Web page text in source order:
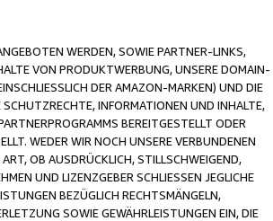
WERDEN, SOWIE PARTNER-LINKS,
VON PRODUKTWERBUNG, UNSERE DOMAIN-
DER AMAZON-MARKEN) UND DIE
INFORMATIONEN UND INHALTE,
BEREITGESTELLT ODER
WEDER WIR NOCH UNSERE VERBUNDENEN
OB AUSDRÜCKLICH, STILLSCHWEIGEND,
UND LIZENZGEBER SCHLIESSEN JEGLICHE
BEZÜGLICH RECHTSMÄNGELN,
SOWIE GEWÄHRLEISTUNGEN EIN, DIE